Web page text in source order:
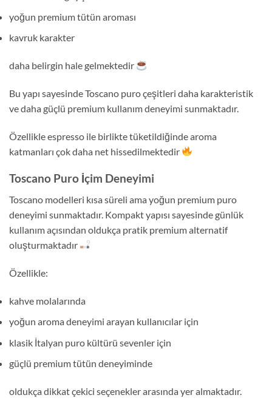
yoğun premium tütün aroması
kavruk karakter
daha belirgin hale gelmektedir
Bu yapı sayesinde Toscano puro çeşitleri daha karakteristik
ve daha güçlü premium kullanım deneyimi sunmaktadır.
Özellikle espresso ile birlikte tüketildiğinde aroma
katmanları çok daha net hissedilmektedir
Toscano Puro İçim Deneyimi
Toscano modelleri kısa süreli ama yoğun premium puro
deneyimi sunmaktadır. Kompakt yapısı sayesinde günlük
kullanım açısından oldukça pratik premium alternatif
oluşturmaktadır
Özellikle:
kahve molalarında
yoğun aroma deneyimi arayan kullanıcılar için
klasik İtalyan puro kültürü sevenler için
güçlü premium tütün deneyiminde
oldukça dikkat çekici seçenekler arasında yer almaktadır.